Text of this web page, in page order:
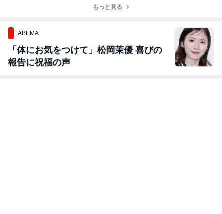
超 精神的苦痛
もっと見る
ABEMA
「体にお気をつけて」松岡茉優 喜びの
報告に祝福の声